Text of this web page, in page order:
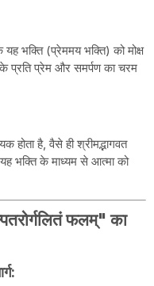
भक्ति (प्रेममय भक्ति) को मोक्ष
प्रति प्रेम और समर्पण का चरम
होता है, वैसे ही श्रीमद्भागवत
भक्ति के माध्यम से आत्मा को
फलम्" का